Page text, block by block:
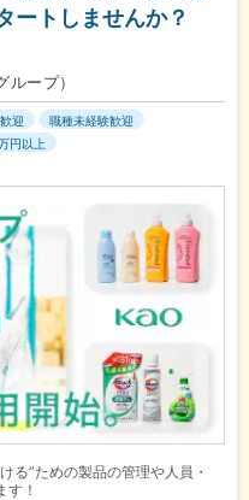
ートしませんか？
ープ）
迎
職種未経験歓迎
円以上
る”ための製品の管理や人員・
す！